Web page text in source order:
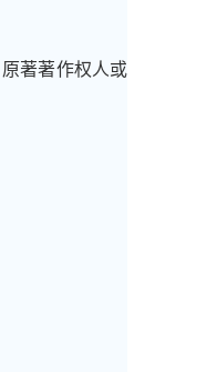
著著作权人或